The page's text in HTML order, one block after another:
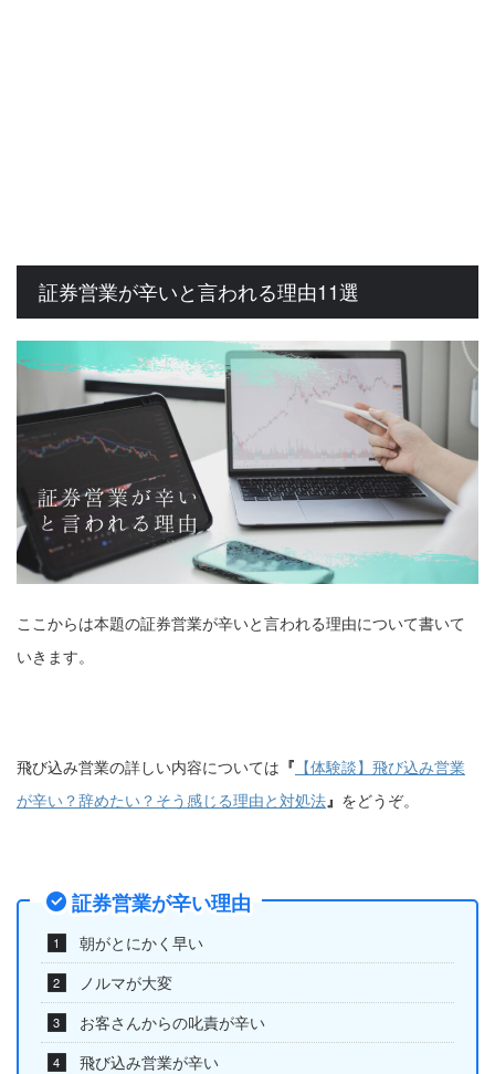
証券営業が辛いと言われる理由11選
ここからは本題の証券営業が辛いと言われる理由について書いて
いきます。
飛び込み営業の詳しい内容については 『 【体験談】飛び込み営業
が辛い？辞めたい？そう感じる理由と対処法』 をどうぞ。
証券営業が辛い理由
朝がとにかく早い
ノルマが大変
お客さんからの叱責が辛い
飛び込み営業が辛い